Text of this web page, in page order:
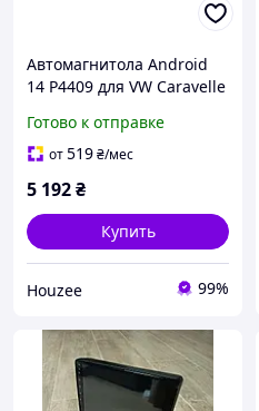
Автомагнитола Android
14 P4409 для VW Caravelle
Carplay и Android Auto
Готово к отправке
от519₴/мес
5 192₴
Купить
Houzee 99%